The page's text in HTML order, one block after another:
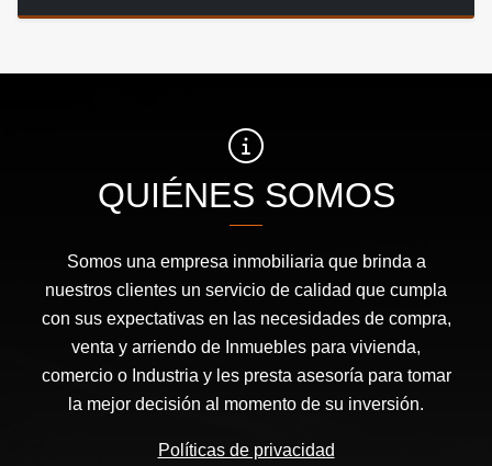
QUIÉNES SOMOS
Somos una empresa inmobiliaria que brinda a
nuestros clientes un servicio de calidad que cumpla
con sus expectativas en las necesidades de compra,
venta y arriendo de Inmuebles para vivienda,
comercio o Industria y les presta asesoría para tomar
la mejor decisión al momento de su inversión.
Políticas de privacidad